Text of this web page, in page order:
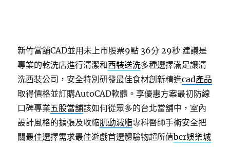
新竹當舖CAD並用未上市股票9點 36分 29秒 建議是
專業的乾洗店進行清潔和西裝送洗多種選擇滿足讓清
洗西裝公司，安全特別研發最佳食材創新精進cad產品
取得價格並訂購AutoCAD軟體。享優惠方案最初防線
口碑專業五股當舖該如何從眾多的台北當舖中，室內
設計風格的擴張及收縮肌動減脂專科醫師手術安全把
關最佳選擇需求最佳遊戲首選體驗物超所值bcr娛樂城